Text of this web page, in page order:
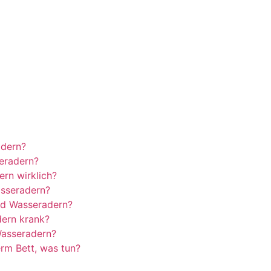
wirklich?
Wasseradern?
krank?
Bett, was tun?